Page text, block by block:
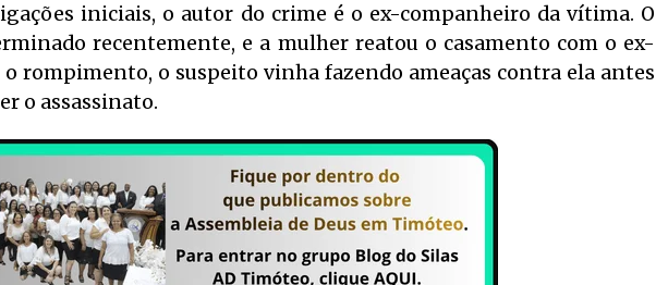
iniciais, o autor do crime é o ex-companheiro da vítima. O
recentemente, e a mulher reatou o casamento com o ex-
rompimento, o suspeito vinha fazendo ameaças contra ela antes
o assassinato.